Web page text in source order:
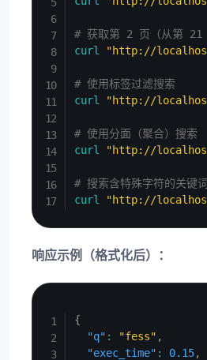
# 获取第 2 页（从第 21
curl
"http://
# 使用标签过滤搜索
curl
"http://
# 使用分面（聚合）搜索
curl
"http://
# 搜索含特殊字符的关键词
curl
"http://
响应示例（格式化后）：
{
"q" : "fess" ,
"exec_time" : 0.15,